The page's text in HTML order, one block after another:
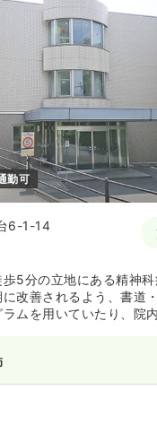
（休憩60分）
コールあり ブランク可
詳細を
賞与3.7ヶ月
ンク可
第二新卒可
勤可
6-1-14
5分の立地にある精神
改善されるよう、書道
ムを用いていたり、院